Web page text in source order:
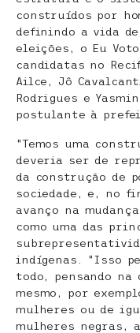
construídos por
definindo a vida
eleições, o Eu
candidatas no
Ailce, Jô
Rodrigues e
postulante à
“Temos uma
deveria ser de
da construção de
sociedade, e, no
avanço na
como uma das
indígenas. “Isso
todo, pensando
mesmo, por
mulheres ou de
mulheres negras,